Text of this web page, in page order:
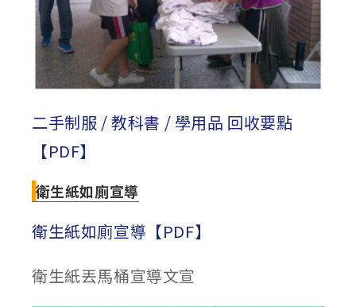
二手制服 / 教科書 / 學用品 回收要點
【PDF】
衛生紙如廁宣導
衛生紙如廁宣導【PDF】
衛生紙丟馬桶宣導文宣